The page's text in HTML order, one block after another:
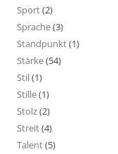
Sport(2)
Sprache(3)
Standpunkt(1)
Stärke(54)
Stil(1)
Stille(1)
Stolz(2)
Streit(4)
Talent(5)